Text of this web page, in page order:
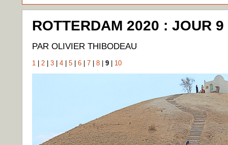
ROTTERDAM 2020 : JOUR 9
PAR OLIVIER THIBODEAU
1 2 3 4 5 6 7 8 9 10